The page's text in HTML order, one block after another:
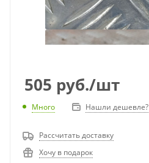
505 руб./шт
Много Нашли дешевле?
Рассчитать доставку
Хочу в подарок